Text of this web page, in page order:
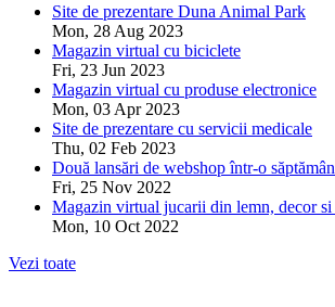
Site de prezentare Duna Animal Park
Mon, 28 Aug 2023
Magazin virtual cu biciclete
Fri, 23 Jun 2023
Magazin virtual cu produse electronice
Mon, 03 Apr 2023
Site de prezentare cu servicii medicale
Thu, 02 Feb 2023
Două lansări de webshop într-o
Fri, 25 Nov 2022
Magazin virtual jucarii din lemn, decor
Mon, 10 Oct 2022
Vezi toate